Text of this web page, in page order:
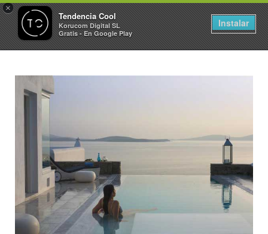
×
Tendencia Cool
Korucom Digital SL
Gratis - En Google Play
Instalar